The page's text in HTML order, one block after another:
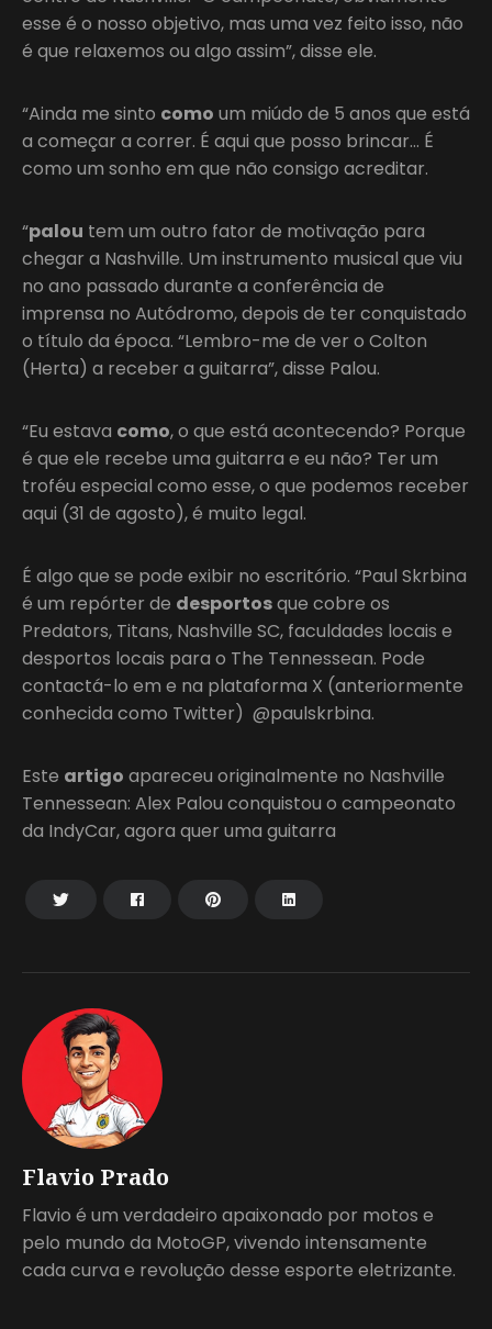
Flavio Prado
Flavio é um verdadeiro apaixonado por motos e
pelo mundo da MotoGP, vivendo intensamente
cada curva e revolução desse esporte eletrizante.
esse é o nosso objetivo, mas uma vez feito isso, não
é que relaxemos ou algo assim”, disse ele.
“Ainda me sinto como um miúdo de 5 anos que está
a começar a correr. É aqui que posso brincar… É
como um sonho em que não consigo acreditar.
“palou tem um outro fator de motivação para
chegar a Nashville. Um instrumento musical que viu
no ano passado durante a conferência de
imprensa no Autódromo, depois de ter conquistado
o título da época. “Lembro-me de ver o Colton
(Herta) a receber a guitarra”, disse Palou.
“Eu estava como, o que está acontecendo? Porque
é que ele recebe uma guitarra e eu não? Ter um
troféu especial como esse, o que podemos receber
aqui (31 de agosto), é muito legal.
É algo que se pode exibir no escritório. “Paul Skrbina
é um repórter de desportosque cobre os
Predators, Titans, Nashville SC, faculdades locais e
desportos locais para o The Tennessean. Pode
contactá-lo em e na plataforma X (anteriormente
conhecida como Twitter) @paulskrbina.
Este artigo apareceu originalmente no Nashville
Tennessean: Alex Palou conquistou o campeonato
da IndyCar, agora quer uma guitarra